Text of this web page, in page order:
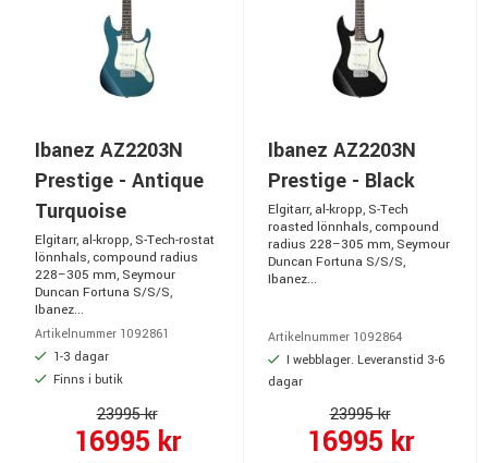
Ibanez AZ2203N
Prestige - Antique
Turquoise
Elgitarr, al-kropp, S-Tech-rostat
lönnhals, compound radius
228–305 mm, Seymour
Duncan Fortuna S/S/S,
Ibanez...
Artikelnummer 1092861
1-3 dagar
Finns i butik
23995 kr
16995 kr
Ibanez AZ2203N
Prestige - Black
Elgitarr, al-kropp, S-Tech
roasted lönnhals, compound
radius 228–305 mm, Seymour
Duncan Fortuna S/S/S,
Ibanez...
Artikelnummer 1092864
I webblager. Leveranstid 3-6
dagar
23995 kr
16995 kr